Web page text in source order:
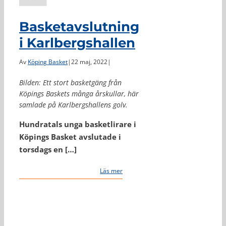
Basketavslutning
i Karlbergshallen
Av Köping Basket|22 maj, 2022|
Bilden: Ett stort basketgäng från
Köpings Baskets många årskullar, här
samlade på Karlbergshallens golv.
Hundratals unga basketlirare i
Köpings Basket avslutade i
torsdags en […]
Läs mer